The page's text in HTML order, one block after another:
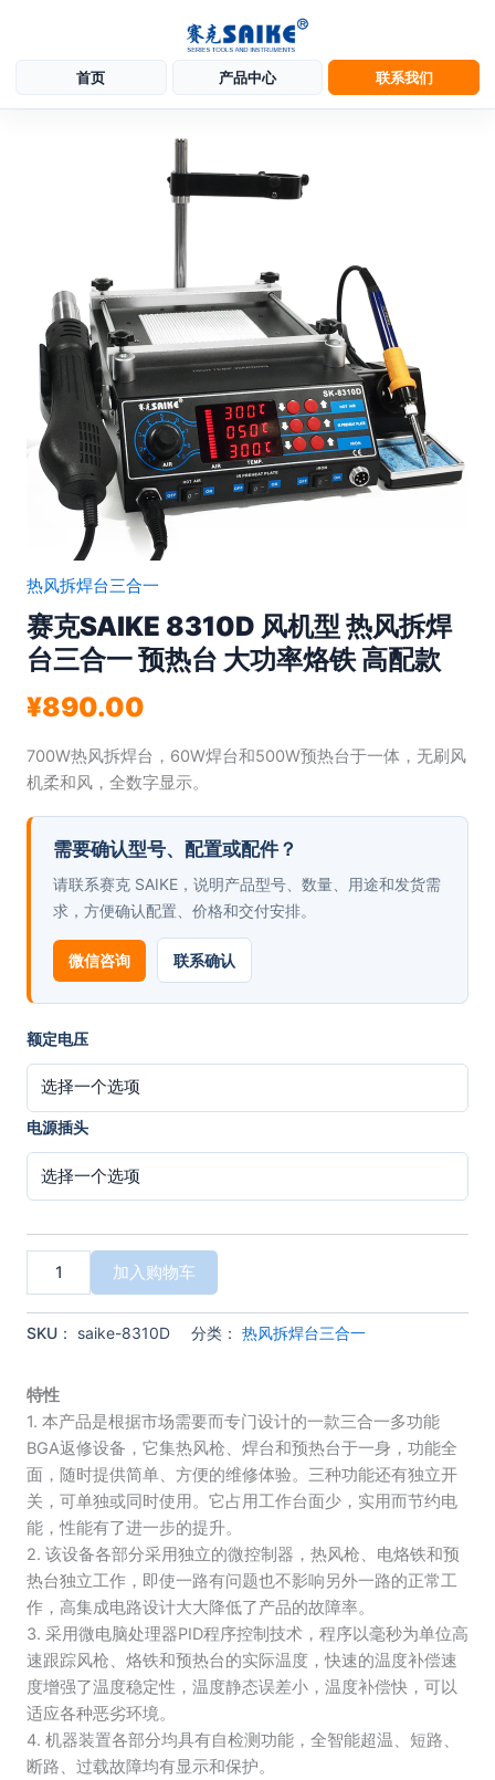
首页 产品中心 联系我们
热风拆焊台三合一
赛克SAIKE 8310D 风机型 热风拆焊
台三合一 预热台 大功率烙铁 高配款
¥890.00
700W热风拆焊台，60W焊台和500W预热台于一体，无刷风
机柔和风，全数字显示。
需要确认型号、配置或配件？
请联系赛克 SAIKE，说明产品型号、数量、用途和发货需
求，方便确认配置、价格和交付安排。
微信咨询 联系确认
额定电压
电源插头
8310D
型
热
拆
焊
台
三
合
一
预
热
台
大
功
率
烙
铁
高
加入购物车
SKU： saike-8310D 分类： 热风拆焊台三合一
特性
1. 本产品是根据市场需要而专门设计的一款三合一多功能
BGA返修设备，它集热风枪、焊台和预热台于一身，功能全
面，随时提供简单、方便的维修体验。三种功能还有独立开
关，可单独或同时使用。它占用工作台面少，实用而节约电
能，性能有了进一步的提升。
2. 该设备各部分采用独立的微控制器，热风枪、电烙铁和预
热台独立工作，即使一路有问题也不影响另外一路的正常工
作，高集成电路设计大大降低了产品的故障率。
3. 采用微电脑处理器PID程序控制技术，程序以毫秒为单位高
速跟踪风枪、烙铁和预热台的实际温度，快速的温度补偿速
度增强了温度稳定性，温度静态误差小，温度补偿快，可以
适应各种恶劣环境。
4. 机器装置各部分均具有自检测功能，全智能超温、短路、
断路、过载故障均有显示和保护。